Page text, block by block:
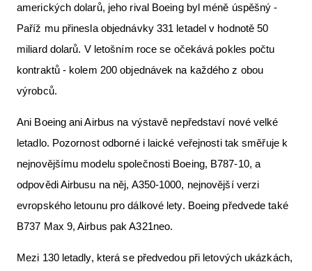
amerických dolarů, jeho rival Boeing byl méně úspěšný -
Paříž mu přinesla objednávky 331 letadel v hodnotě 50
miliard dolarů. V letošním roce se očekává pokles počtu
kontraktů - kolem 200 objednávek na každého z obou
výrobců.
Ani Boeing ani Airbus na výstavě nepředstaví nové velké
letadlo. Pozornost odborné i laické veřejnosti tak směřuje k
nejnovějšímu modelu společnosti Boeing, B787-10, a
odpovědi Airbusu na něj, A350-1000, nejnovější verzi
evropského letounu pro dálkové lety. Boeing předvede také
B737 Max 9, Airbus pak A321neo.
Mezi 130 letadly, která se předvedou při letových ukázkách,